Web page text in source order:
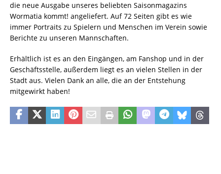
die neue Ausgabe unseres beliebten Saisonmagazins
Wormatia kommt! angeliefert. Auf 72 Seiten gibt es wie
immer Portraits zu Spielern und Menschen im Verein sowie
Berichte zu unseren Mannschaften.
Erhältlich ist es an den Eingängen, am Fanshop und in der
Geschäftsstelle, außerdem liegt es an vielen Stellen in der
Stadt aus. Vielen Dank an alle, die an der Entstehung
mitgewirkt haben!